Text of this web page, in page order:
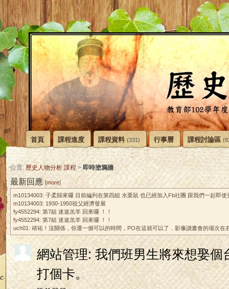
首頁 課程進度 課程資料 (331) 行事曆 課程討論區
位置:歷史人物分析 課程 > 即時塗鴉牆
最新回應[more]
m10134003: 子柔歸來囉 目前編列在第四組 水栗鼠 也已經加入Fb社團 跟我們一起即使
m10134003: 1930-1950祖父經濟發展
fy4552294: 第7組 迷途羔羊 回來囉 ！！
fy4552294: 第7組 迷途羔羊 回來囉 ！！
uch01: 靖祐！沒關係，你選一個可以的時間，PO在這就可以了．影
網站管理: 我們班男生將來想娶個
打個卡。